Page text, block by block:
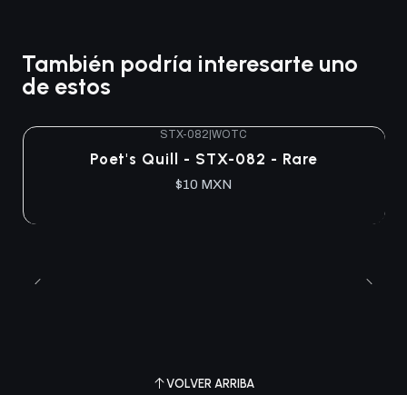
También podría interesarte uno
de estos
Agotado
STX-082 WOTC
Poet's Quill - STX-082 - Rare
$10 MXN
VOLVER ARRIBA